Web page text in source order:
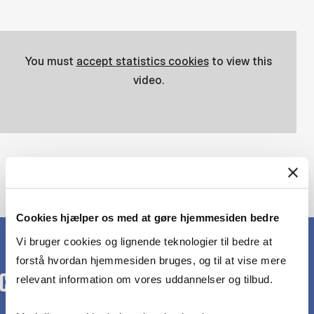
Cookies hjælper os med at gøre hjemmesiden bedre
Vi bruger cookies og lignende teknologier til bedre at
forstå hvordan hjemmesiden bruges, og til at vise mere
relevant information om vores uddannelser og tilbud.
You must accept statistics cookiesto view this
video.